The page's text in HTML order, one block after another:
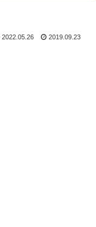
2022.05.26 2019.09.23